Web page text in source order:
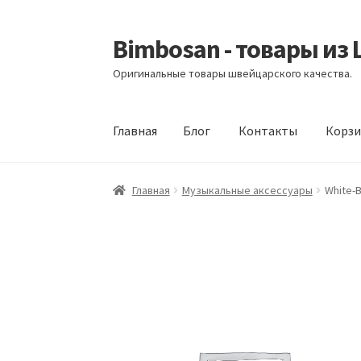
Перейти
к
навигации
Перейти
к
содержимому
Bimbosan - товары
Оригинальные товары швейцарского качества.
Главная Блог Контакты
Главная Блог Контакты Магазин
Главная Музыкальные аксессуары White-